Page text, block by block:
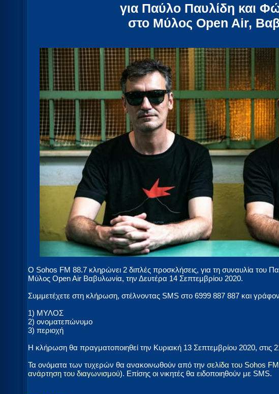
για Παύλο Παυλίδη και
στο Μύλος Open Air,
Ο Sohos FM 88.7 κληρώνει 2 διπλές προσκλήσεις, για τη συναυλία του
Μύλος Open Air Βαβυλωνία, την Δευτέρα 14 Σεπτεμβρίου 2020.
Συμμετέχετε στη κλήρωση, στέλνοντας SMS στο 6999 887 887 και
1) ΜΥΛΟΣ
2) ονοματεπώνυμο
3) περιοχή
Η κλήρωση θα πραγματοποιηθεί την Κυριακή 13 Σεπτεμβρίου 2020, στις
Τα ονόματα των τυχερών θα ανακοινωθούν από την σελίδα του Sohos
ανάρτηση του διαγωνισμού). Επίσης οι νικητές θα ειδοποιηθούν με SMS.